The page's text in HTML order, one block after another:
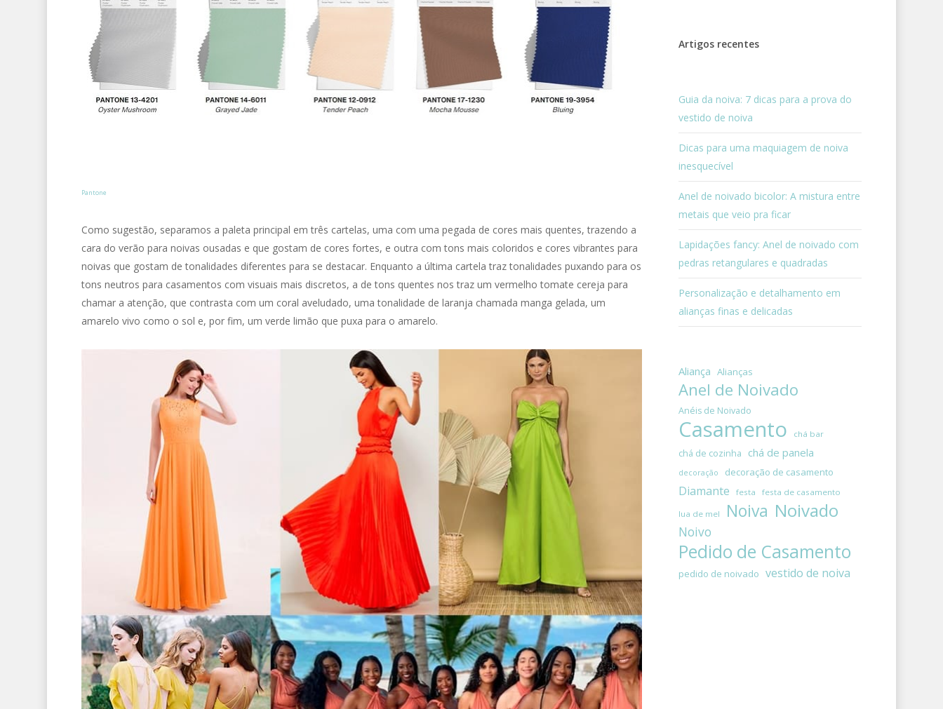
Pantone
Como sugestão, separamos a paleta principal em três cartelas, uma com uma pegada de cores mais quentes, trazendo a
cara do verão para noivas ousadas e que gostam de cores fortes, e outra com tons mais coloridos e cores vibrantes para
noivas que gostam de tonalidades diferentes para se destacar. Enquanto a última cartela traz tonalidades puxando para os
tons neutros para casamentos com visuais mais discretos, a de tons quentes nos traz um vermelho tomate cereja para
chamar a atenção, que contrasta com um coral aveludado, uma tonalidade de laranja chamada manga gelada, um
amarelo vivo como o sol e, por fim, um verde limão que puxa para o amarelo.
Artigos recentes
Guia da noiva: 7 dicas para a prova do
vestido de noiva
Dicas para uma maquiagem de noiva
inesquecível
Anel de noivado bicolor: A mistura entre
metais que veio pra ficar
Lapidações fancy: Anel de noivado com
pedras retangulares e quadradas
Personalização e detalhamento em
alianças finas e delicadas
Aliança Alianças
Anel de Noivado
Anéis de Noivado
Casamento chá bar
chá de cozinha chá de panela
decoração decoração de casamento
Diamante festa festa de casamento
lua de mel Noiva Noivado
Noivo
Pedido de Casamento
pedido de noivado vestido de noiva